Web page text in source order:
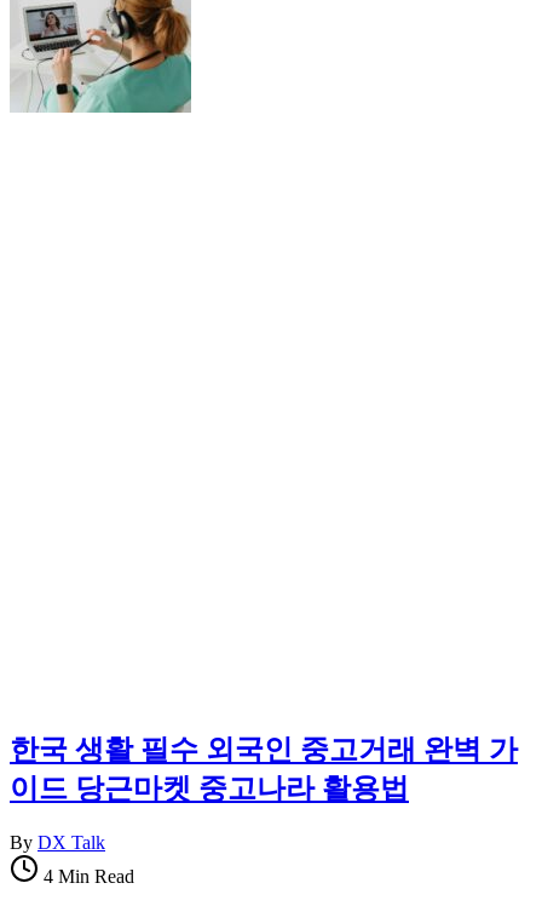
한국 생활 필수 외국인 중고거래 완벽 가
이드 당근마켓 중고나라 활용법
By DX Talk
4 Min Read